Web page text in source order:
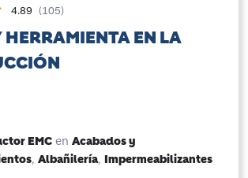
4.89 (105)
HERRAMIENTA EN LA
EMC en Acabados y
, Albañilería, Impermeabilizantes